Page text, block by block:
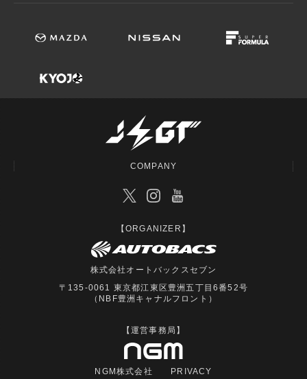
COMPANY
【ORGANIZER】
株式会社オートバックスセブン
〒135-0061 東京都江東区豊洲五丁目6番52号
（NBF豊洲キャナルフロント）
【運営事務局】
NGM株式会社 PRIVACY